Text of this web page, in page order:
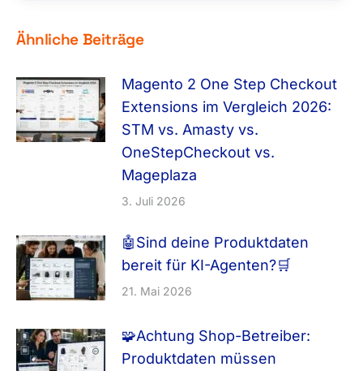
Systemen. UX/UI-Optimierung, Automatisierung
genauso zum Alltag wie das Management von
Projekten über alle Phasen hinweg – von der
Planung bis zum Go-live. Ich unterstütze
Unternehmen dabei, ihre digitale Vertriebsstrategie
zu entwickeln, technische Plattformen
auszuwählen und systematisch auszubauen –
kanalübergreifend und rechtssicher.
Ähnliche Beiträge
Magento 2 One Step Checkout
Extensions im Vergleich 2026:
STM vs. Amasty vs.
OneStepCheckout vs.
Mageplaza
3. Juli 2026
🤖Sind deine Produktdaten
bereit für KI-Agenten?🛒
21. Mai 2026
🧩Achtung Shop-Betreiber:
Produktdaten müssen